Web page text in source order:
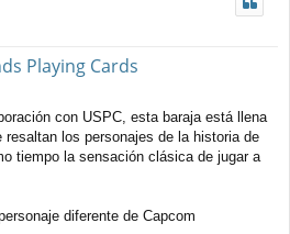
Playing Cards
con USPC, esta baraja está llena
los personajes de la historia de
tiempo la sensación clásica de jugar a
diferente de Capcom